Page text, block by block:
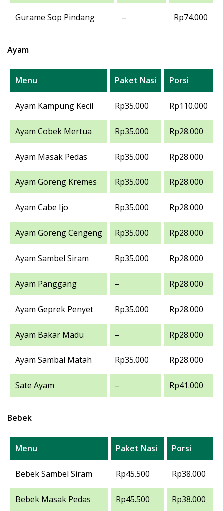
Gurame Sop Pindang – Rp74.000
Ayam
Menu Paket Nasi Porsi
Ayam Kampung Kecil Rp35.000 Rp110.000
Ayam Cobek Mertua Rp35.000 Rp28.000
Ayam Masak Pedas Rp35.000 Rp28.000
Ayam Goreng Kremes Rp35.000 Rp28.000
Ayam Cabe Ijo Rp35.000 Rp28.000
Ayam Goreng Cengeng Rp35.000 Rp28.000
Ayam Sambel Siram Rp35.000 Rp28.000
Ayam Panggang – Rp28.000
Ayam Geprek Penyet Rp35.000 Rp28.000
Ayam Bakar Madu – Rp28.000
Ayam Sambal Matah Rp35.000 Rp28.000
Sate Ayam – Rp41.000
Bebek
Menu Paket Nasi Porsi
Bebek Sambel Siram Rp45.500 Rp38.000
Bebek Masak Pedas Rp45.500 Rp38.000